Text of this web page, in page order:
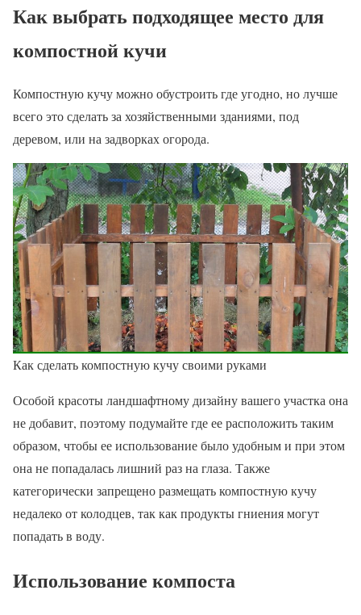
Как выбрать подходящее место для
компостной кучи
Компостную кучу можно обустроить где угодно, но лучше
всего это сделать за хозяйственными зданиями, под
деревом, или на задворках огорода.
Как сделать компостную кучу своими руками
Особой красоты ландшафтному дизайну вашего участка она
не добавит, поэтому подумайте где ее расположить таким
образом, чтобы ее использование было удобным и при этом
она не попадалась лишний раз на глаза. Также
категорически запрещено размещать компостную кучу
недалеко от колодцев, так как продукты гниения могут
попадать в воду.
Использование компоста